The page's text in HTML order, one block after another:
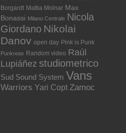
Borgardt Mattia Molnar Max
Bonassi Milano Centrale Nicola
Giordano Nikolai
Danov open day Pink is Punk
Punkreas Random video Raúl
Lupiáñez studiometrico
Sud Sound System Vans
Warriors Yari Copt Zamoc